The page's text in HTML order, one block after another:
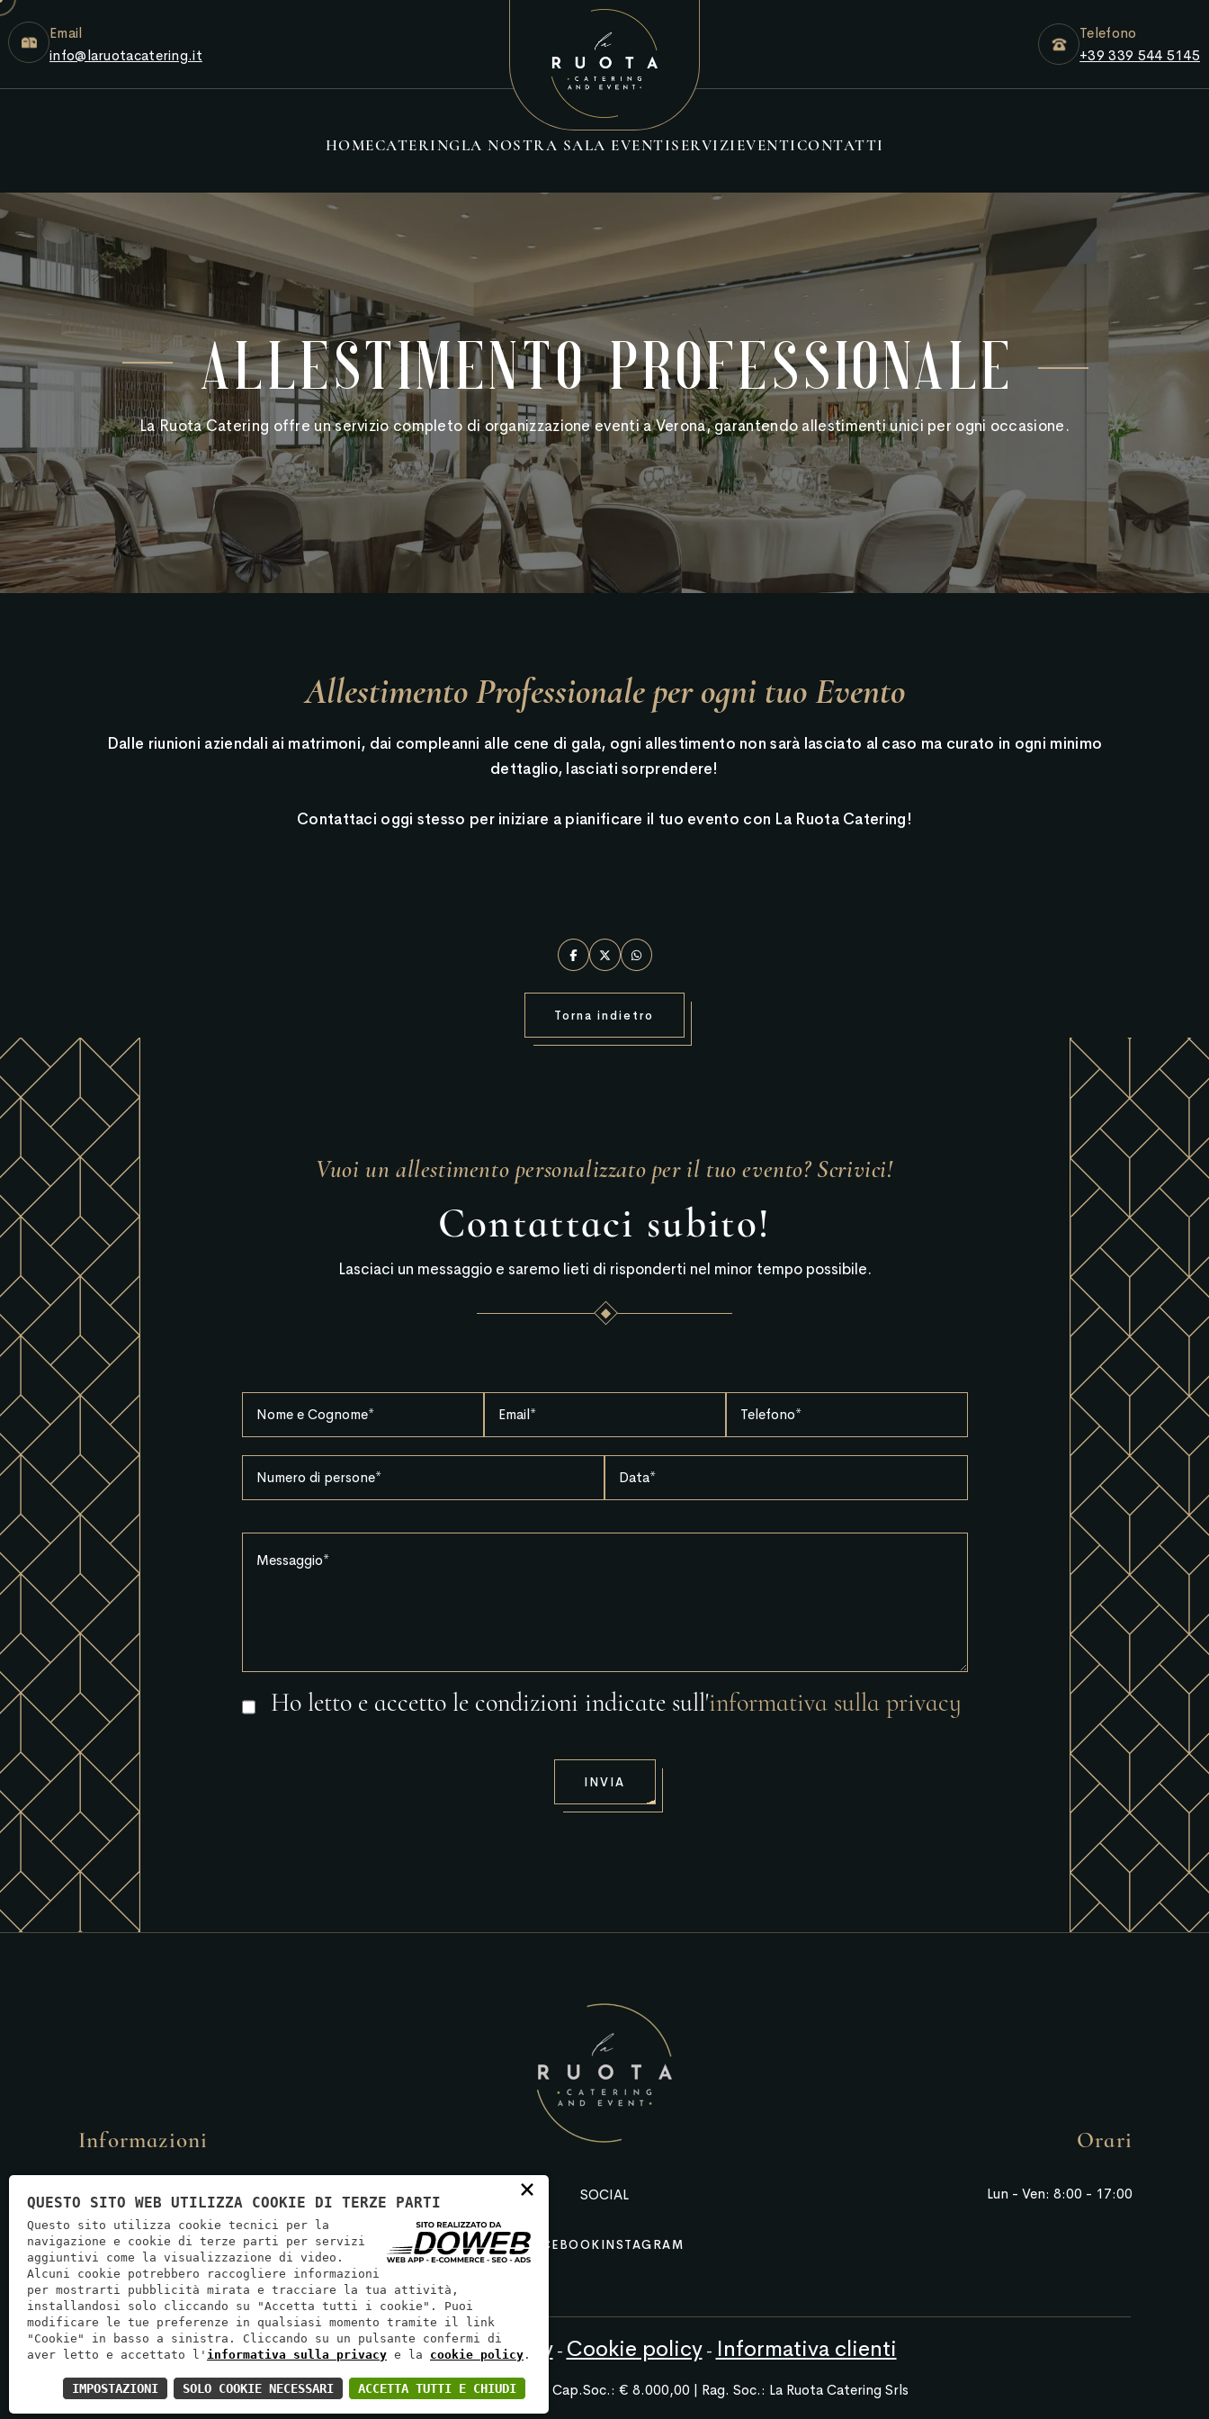
Email
info@laruotacatering.it
Telefono
+39 339 544 5145
HOMECATERINGLA NOSTRA SALA EVENTISERVIZIEVENTICONTATTI
Allestimento Professionale
La Ruota Catering offre un servizio completo di organizzazione eventi a Verona, garantendo allestimenti unici per ogni occasione.
Allestimento Professionale per ogni tuo Evento
Dalle riunioni aziendali ai matrimoni, dai compleanni alle cene di gala, ogni allestimento non sarà lasciato al caso ma curato in ogni minimo
dettaglio, lasciati sorprendere!
Contattaci oggi stesso per iniziare a pianificare il tuo evento con La Ruota Catering!
Torna indietro
Vuoi un allestimento personalizzato per il tuo evento? Scrivici!
Contattaci subito!
Lasciaci un messaggio e saremo lieti di risponderti nel minor tempo possibile.
Ho letto e accetto le condizioni indicate sull'informativa sulla privacy
INVIA
Informazioni
Via Enrico Fermi, 57 - 37135 - Verona
info@laruotacatering.it
+39 045 221 4069
SOCIAL
FACEBOOKINSTAGRAM
Orari
Lun - Ven: 8:00 - 17:00
Informativa sulla privacy- Cookie policy- Informativa clienti
P.IVA: 04574690238 | REA: VR431909 | Cap.Soc.: € 8.000,00 | Rag. Soc.: La Ruota Catering Srls
×
QUESTO SITO WEB UTILIZZA COOKIE DI TERZE PARTI
Questo sito utilizza cookie tecnici per la
navigazione e cookie di terze parti per servizi
aggiuntivi come la visualizzazione di video.
Alcuni cookie potrebbero raccogliere informazioni
per mostrarti pubblicità mirata e tracciare la tua attività,
installandosi solo cliccando su "Accetta tutti i cookie". Puoi
modificare le tue preferenze in qualsiasi momento tramite il link
"Cookie" in basso a sinistra. Cliccando su un pulsante confermi di
aver letto e accettato l' informativa sulla privacy e la cookie policy .
ACCETTA TUTTI E CHIUDI
SOLO COOKIE NECESSARI
IMPOSTAZIONI